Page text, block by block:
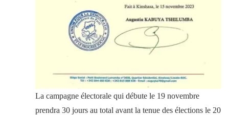
La campagne électorale qui débute le 19 novembre
prendra 30 jours au total avant la tenue des élections le 20